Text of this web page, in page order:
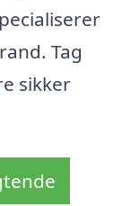
Tag
sikker